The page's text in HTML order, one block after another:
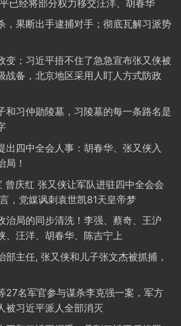
已经将部分权力移交汪洋、胡春华
，果断出手逮捕对手；彻底瓦解习派势
变；习近平捂不住了急急宣布张又侠被
战备，北京地区采用人盯人方式防政
和习仲勋陵墓，习陵墓的每一条路名是
出四中全会人事：胡春华、张又侠入
局！
曾庆红 张又侠让军队进驻四中全会会
，党媒讽刺袁世凯81天皇帝梦
治局的同步清洗！李强、蔡奇、王沪
、汪洋、胡春华、陈吉宁上
部主任, 张又侠和儿子张文杰被抓捕，
27名军官参与谋杀李克强一案，军方
被习近平派人全部消灭